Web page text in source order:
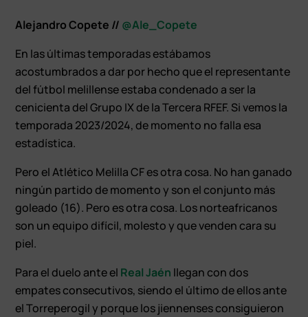
Alejandro Copete // @Ale_Copete
En las últimas temporadas estábamos
acostumbrados a dar por hecho que el representante
del fútbol melillense estaba condenado a ser la
cenicienta del Grupo IX de la Tercera RFEF. Si vemos la
temporada 2023/2024, de momento no falla esa
estadística.
Pero el Atlético Melilla CF es otra cosa. No han ganado
ningún partido de momento y son el conjunto más
goleado (16). Pero es otra cosa. Los norteafricanos
son un equipo difícil, molesto y que venden cara su
piel.
Para el duelo ante el Real Jaén llegan con dos
empates consecutivos, siendo el último de ellos ante
el Torreperogil y porque los jiennenses consiguieron